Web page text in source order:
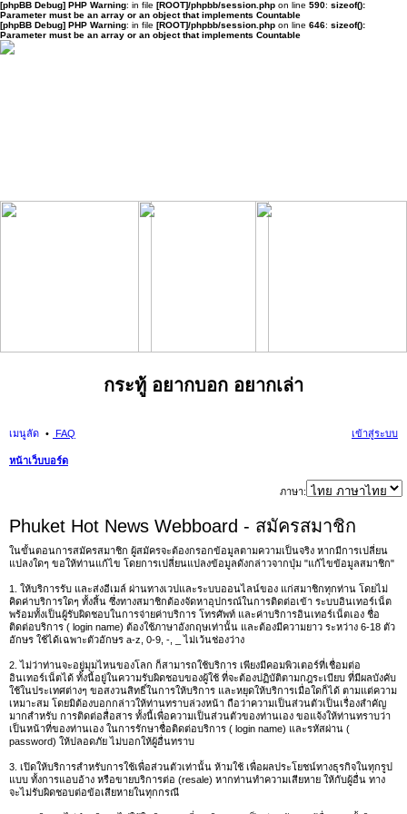
[phpBB Debug] PHP Warning: in file [ROOT]/phpbb/session.php on line 590: sizeof():
Parameter must be an array or an object that implements Countable
[phpBB Debug] PHP Warning: in file [ROOT]/phpbb/session.php on line 646: sizeof():
Parameter must be an array or an object that implements Countable
กระทู้ อยากบอก อยากเล่า
เมนูลัด FAQ เข้าสู่ระบบ
หน้าเว็บบอร์ด
นห
ภาษา:
Phuket Hot News Webboard - สมัครสมาชิก
ในขั้นตอนการสมัครสมาชิก ผู้สมัครจะต้องกรอกข้อมูลตามความเป็นจริง หากมีการเปลี่ยน
แปลงใดๆ ขอให้ท่านแก้ไข โดยการเปลี่ยนแปลงข้อมูลดังกล่าวจากปุ่ม "แก้ไขข้อมูลสมาชิก"
1. ให้บริการรับ และส่งอีเมล์ ผ่านทางเวปและระบบออนไลน์ของ แก่สมาชิกทุกท่าน โดยไม่
คิดค่าบริการใดๆ ทั้งสิ้น ซึ่งทางสมาชิกต้องจัดหาอุปกรณ์ในการติดต่อเข้า ระบบอินเทอร์เน็ต
พร้อมทั้งเป็นผู้รับผิดชอบในการจ่ายค่าบริการ โทรศัพท์ และค่าบริการอินเทอร์เน็ตเอง ชื่อ
ติดต่อบริการ ( login name) ต้องใช้ภาษาอังกฤษเท่านั้น และต้องมีความยาว ระหว่าง 6-18 ตัว
อักษร ใช้ได้เฉพาะตัวอักษร a-z, 0-9, -, _ ไม่เว้นช่องว่าง
2. ไม่ว่าท่านจะอยู่มุมไหนของโลก ก็สามารถใช้บริการ เพียงมีคอมพิวเตอร์ที่เชื่อมต่อ
อินเทอร์เน็ตได้ ทั้งนี้อยู่ในความรับผิดชอบของผู้ใช้ ที่จะต้องปฏิบัติตามกฎระเบียบ ที่มีผลบังคับ
ใช้ในประเทศต่างๆ ขอสงวนสิทธิ์ในการให้บริการ และหยุดให้บริการเมื่อใดก็ได้ ตามแต่ความ
เหมาะสม โดยมิต้องบอกกล่าวให้ท่านทราบล่วงหน้า ถือว่าความเป็นส่วนตัวเป็นเรื่องสำคัญ
มากสำหรับ การติดต่อสื่อสาร ทั้งนี้เพื่อความเป็นส่วนตัวของท่านเอง ขอแจ้งให้ท่านทราบว่า
เป็นหน้าที่ของท่านเอง ในการรักษาชื่อติดต่อบริการ ( login name) และรหัสผ่าน (
password) ให้ปลอดภัย ไม่บอกให้ผู้อื่นทราบ
3. เปิดให้บริการสำหรับการใช้เพื่อส่วนตัวเท่านั้น ห้ามใช้ เพื่อผลประโยชน์ทางธุรกิจในทุกรูป
แบบ ทั้งการแอบอ้าง หรือขายบริการต่อ (resale) หากท่านทำความเสียหาย ให้กับผู้อื่น ทาง
จะไม่รับผิดชอบต่อข้อเสียหายในทุกกรณี